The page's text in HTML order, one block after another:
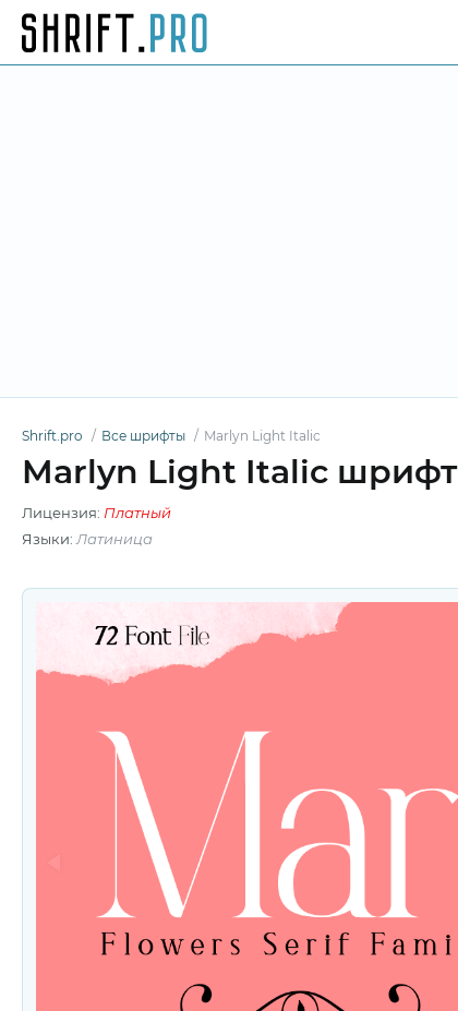
Shrift.pro Все шрифты Marlyn Light Italic
Marlyn Light Italic шрифт
Лицензия: Платный
Языки: Латиница